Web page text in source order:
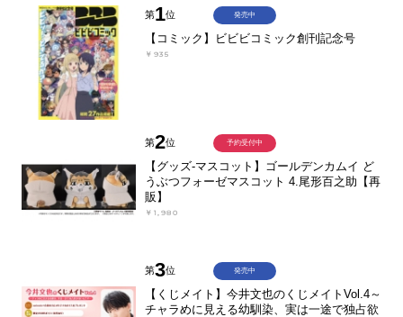
第1位
【コミック】ビビビコミック創刊記念号
￥935
発売中
第2位
【グッズ-マスコット】ゴールデンカムイ ど
うぶつフォーゼマスコット 4.尾形百之助【再
販】
￥1,980
予約受付中
第3位
【くじメイト】今井文也のくじメイトVol.4～
チャラめに見える幼馴染、実は一途で独占欲
発売中